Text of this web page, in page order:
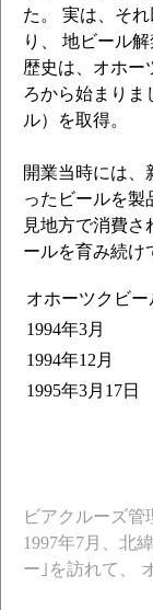
た。 実は、そ
り、 地ビール
歴史は、オホー
ろから始まりま
ル）を取得。
開業当時には、
ったビールを製
見地方で消費
ールを育み続け
オホーツクビー
1994年3月
1994年12月
1995年3月17日
ビアクルーズ管
1997年7月、北
ー｣を訪れて、